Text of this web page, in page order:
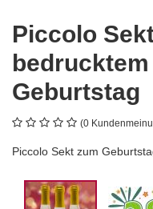
Piccolo
Geburtstag
(0
Piccolo Sekt zum